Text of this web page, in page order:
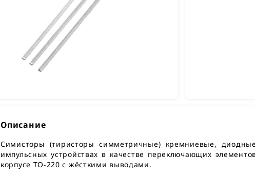
Описание
Симисторы (тиристоры симметричные) кремниевые,
импульсных устройствах в качестве переключающих
корпусе TO-220 с жёсткими выводами.